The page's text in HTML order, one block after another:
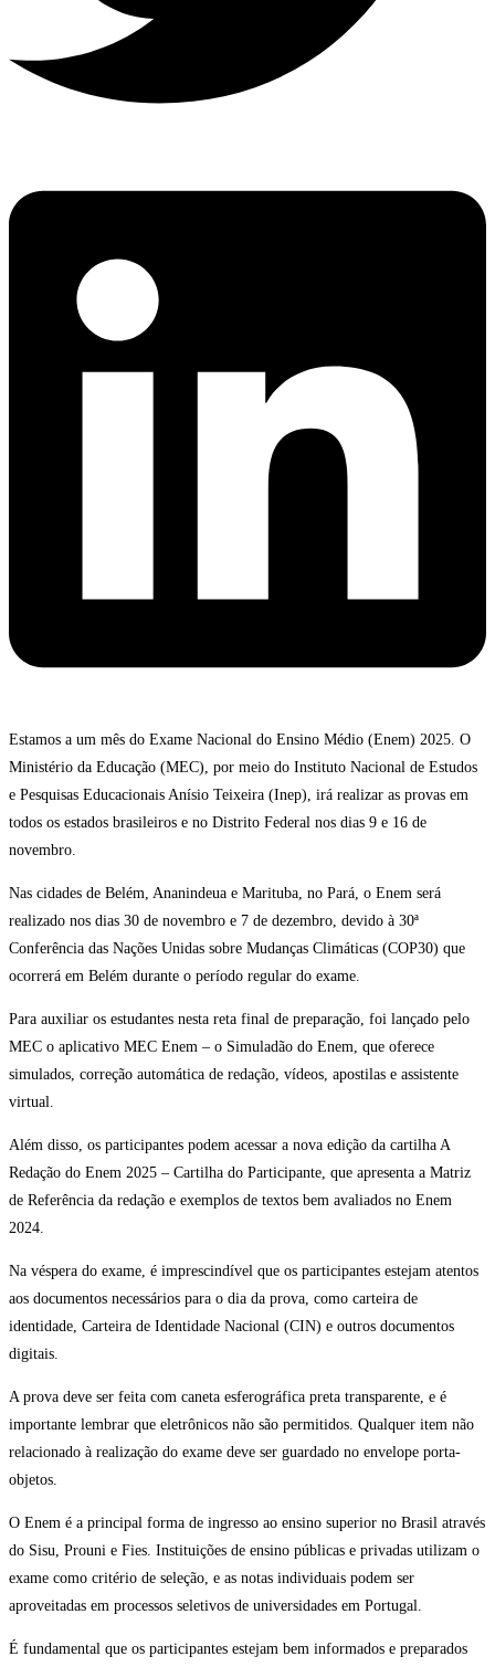
Estamos a um mês do Exame Nacional do Ensino Médio (Enem) 2025. O
Ministério da Educação (MEC), por meio do Instituto Nacional de Estudos
e Pesquisas Educacionais Anísio Teixeira (Inep), irá realizar as provas em
todos os estados brasileiros e no Distrito Federal nos dias 9 e 16 de
novembro.
Nas cidades de Belém, Ananindeua e Marituba, no Pará, o Enem será
realizado nos dias 30 de novembro e 7 de dezembro, devido à 30ª
Conferência das Nações Unidas sobre Mudanças Climáticas (COP30) que
ocorrerá em Belém durante o período regular do exame.
Para auxiliar os estudantes nesta reta final de preparação, foi lançado pelo
MEC o aplicativo MEC Enem – o Simuladão do Enem, que oferece
simulados, correção automática de redação, vídeos, apostilas e assistente
virtual.
Além disso, os participantes podem acessar a nova edição da cartilha A
Redação do Enem 2025 – Cartilha do Participante, que apresenta a Matriz
de Referência da redação e exemplos de textos bem avaliados no Enem
2024.
Na véspera do exame, é imprescindível que os participantes estejam atentos
aos documentos necessários para o dia da prova, como carteira de
identidade, Carteira de Identidade Nacional (CIN) e outros documentos
digitais.
A prova deve ser feita com caneta esferográfica preta transparente, e é
importante lembrar que eletrônicos não são permitidos. Qualquer item não
relacionado à realização do exame deve ser guardado no envelope porta-
objetos.
O Enem é a principal forma de ingresso ao ensino superior no Brasil através
do Sisu, Prouni e Fies. Instituições de ensino públicas e privadas utilizam o
exame como critério de seleção, e as notas individuais podem ser
aproveitadas em processos seletivos de universidades em Portugal.
É fundamental que os participantes estejam bem informados e preparados